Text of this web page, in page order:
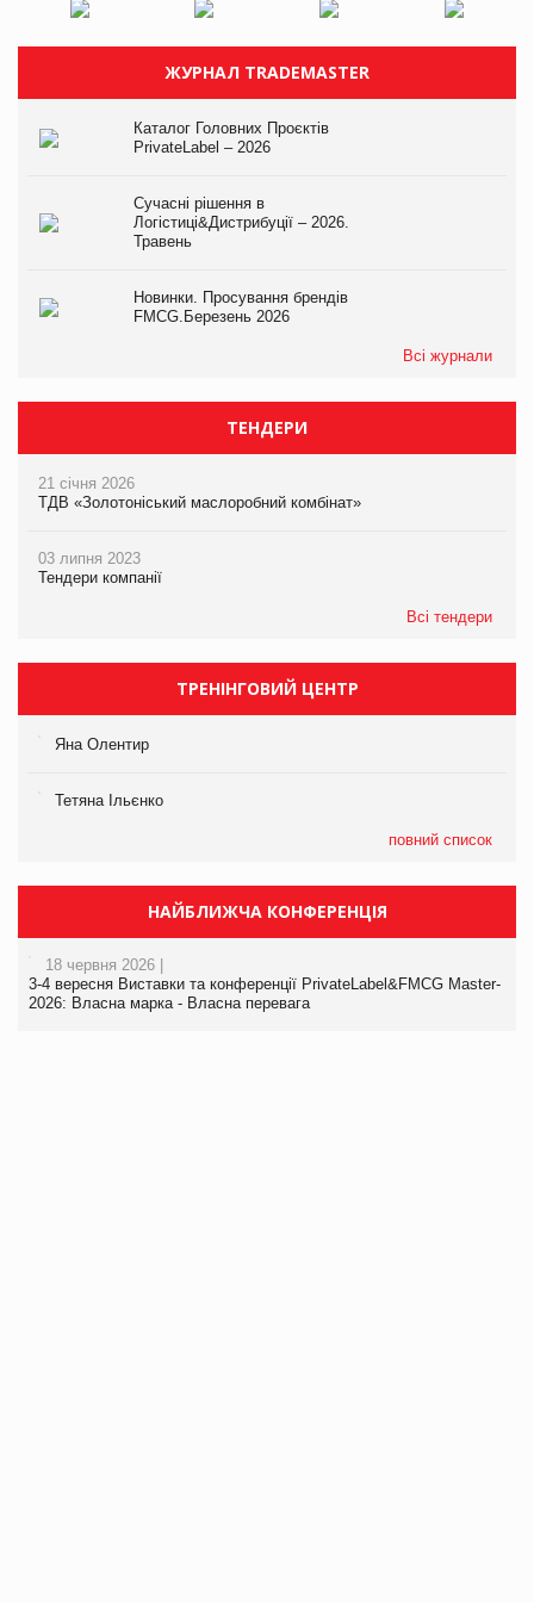
ЖУРНАЛ TRADEMASTER
Каталог Головних Проєктів
PrivateLabel – 2026
Сучасні рішення в
Логістиці&Дистрибуції – 2026.
Травень
Новинки. Просування брендів
FMCG.Березень 2026
Всі журнали
ТЕНДЕРИ
21 січня 2026
ТДВ «Золотоніський маслоробний комбінат»
03 липня 2023
Тендери компанії
Всі тендери
ТРЕНІНГОВИЙ ЦЕНТР
Яна Олентир
Тетяна Ільєнко
повний список
НАЙБЛИЖЧА КОНФЕРЕНЦІЯ
18 червня 2026 |
3-4 вересня Виставки та конференції PrivateLabel&FMCG Master-
2026: Власна марка - Власна перевага